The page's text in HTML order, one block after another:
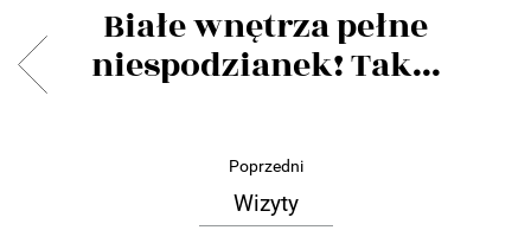
Białe wnętrza pełne
niespodzianek! Tak...
Poprzedni
Wizyty